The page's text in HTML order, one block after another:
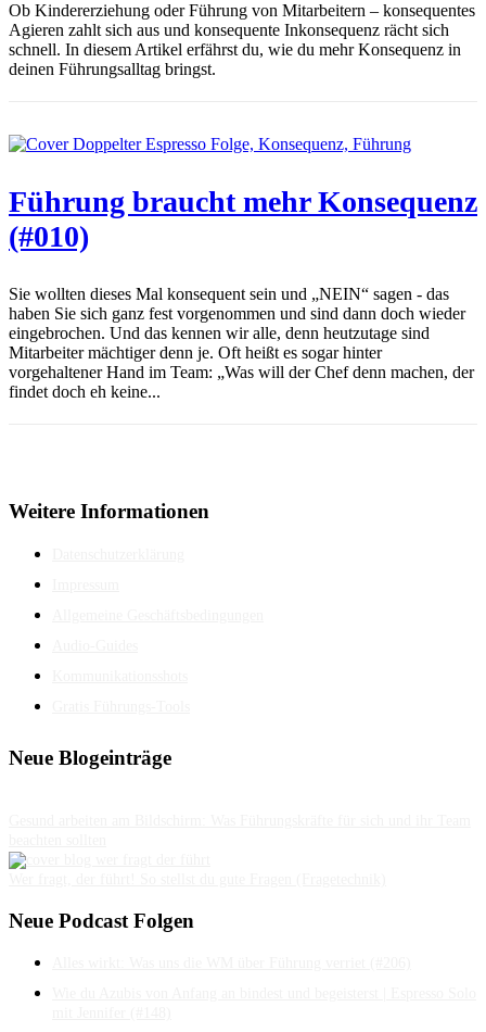
Ob Kindererziehung oder Führung von Mitarbeitern – konsequentes
Agieren zahlt sich aus und konsequente Inkonsequenz rächt sich
schnell. In diesem Artikel erfährst du, wie du mehr Konsequenz in
deinen Führungsalltag bringst.
Führung braucht mehr Konsequenz
(#010)
Sie wollten dieses Mal konsequent sein und „NEIN“ sagen - das
haben Sie sich ganz fest vorgenommen und sind dann doch wieder
eingebrochen. Und das kennen wir alle, denn heutzutage sind
Mitarbeiter mächtiger denn je. Oft heißt es sogar hinter
vorgehaltener Hand im Team: „Was will der Chef denn machen, der
findet doch eh keine...
Weitere Informationen
Neue Blogeinträge
Neue Podcast Folgen